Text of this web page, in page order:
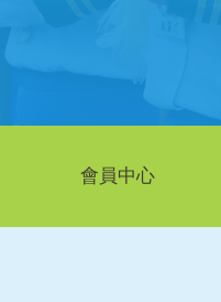
會員中心